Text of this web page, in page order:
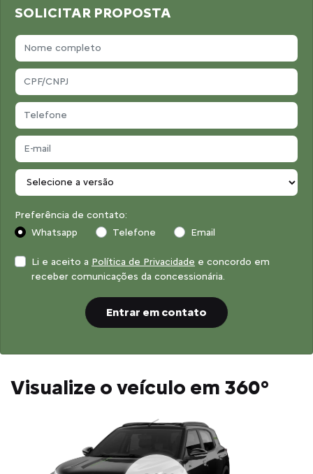
SOLICITAR PROPOSTA
Preferência de contato:
Whatsapp
Telefone Email
Li e aceito a Política de Privacidade e concordo em
receber comunicações da concessionária.
Entrar em contato
Visualize o veículo em 360°